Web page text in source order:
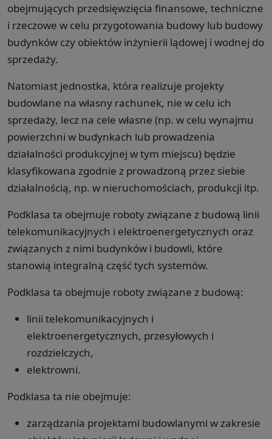
obejmujących przedsięwzięcia finansowe, techniczne
i rzeczowe w celu przygotowania budowy lub budowy
budynków czy obiektów inżynierii lądowej i wodnej do
sprzedaży.
Natomiast jednostka, która realizuje projekty
budowlane na własny rachunek, nie w celu ich
sprzedaży, lecz na cele własne (np. w celu wynajmu
powierzchni w budynkach lub prowadzenia
działalności produkcyjnej w tym miejscu) będzie
klasyfikowana zgodnie z prowadzoną przez siebie
działalnością, np. w nieruchomościach, produkcji itp.
Podklasa ta obejmuje roboty związane z budową linii
telekomunikacyjnych i elektroenergetycznych oraz
związanych z nimi budynków i budowli, które
stanowią integralną część tych systemów.
Podklasa ta obejmuje roboty związane z budową:
linii telekomunikacyjnych i
elektroenergetycznych, przesyłowych i
rozdzielczych,
elektrowni.
Podklasa ta nie obejmuje:
zarządzania projektami budowlanymi w zakresie